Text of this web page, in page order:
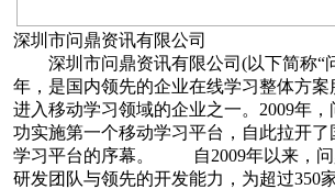
深圳市问鼎资讯有限公司
深圳市问鼎资讯有限公司(以下简称“
年，是国内领先的企业在线学习整体方
进入移动学习领域的企业之一。2009年
功实施第一个移动学习平台，自此拉开了
学习平台的序幕。 自2009年以来，问
研发团队与领先的开发能力，为超过350